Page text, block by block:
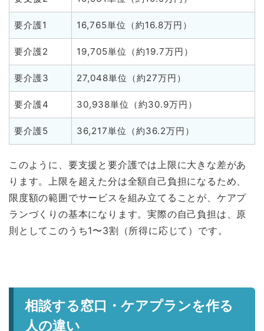
要介護1 16,765単位（約16.8万円）
要介護2 19,705単位（約19.7万円）
要介護3 27,048単位（約27万円）
要介護4 30,938単位（約30.9万円）
要介護5 36,217単位（約36.2万円）
このように、要支援と要介護では上限に大きな差があ
ります。上限を超えた分は全額自己負担になるため、
限度額の範囲でサービスを組み立てることが、ケアプ
ランづくりの基本になります。実際の自己負担は、原
則としてこのうち1〜3割（所得に応じて）です。
相談する窓口・ケアプランを作る
人の違い